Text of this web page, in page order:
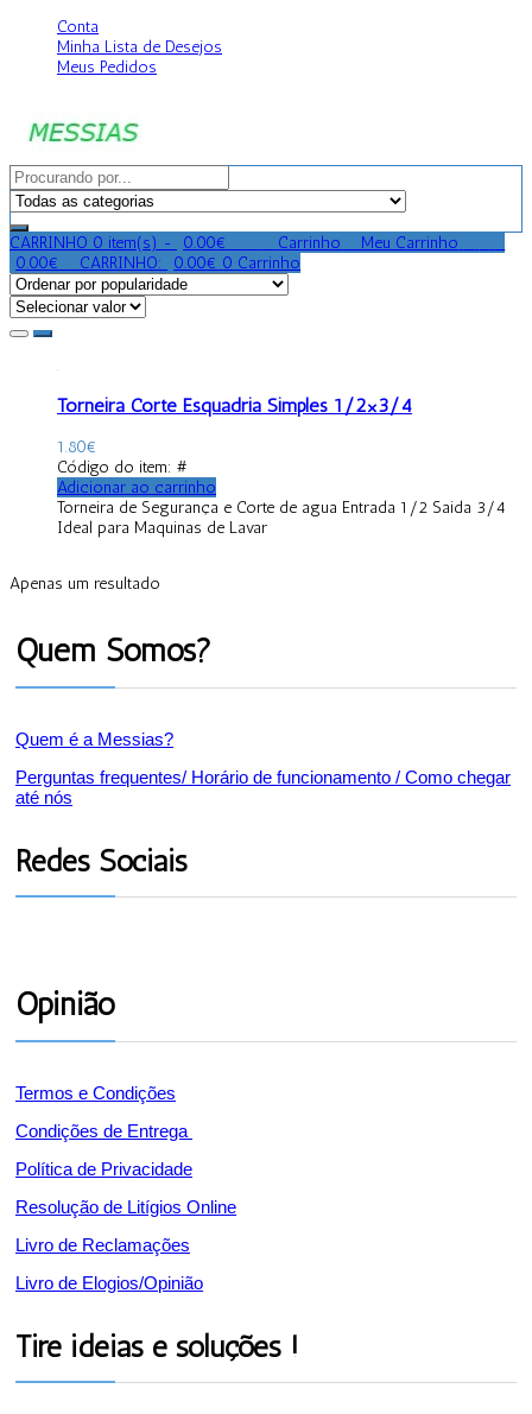
Conta
Minha Lista de Desejos
Meus Pedidos
CARRINHO 0 item(s) - 0.00€ Carrinho Meu Carrinho
0.00€ CARRINHO: 0.00€ 0 Carrinho
Torneira Corte Esquadria Simples 1/2×3/4
1.80€
Código do item: #
Adicionar ao carrinho
Torneira de Segurança e Corte de agua Entrada 1/2 Saida 3/4
Ideal para Maquinas de Lavar
Apenas um resultado
Quem Somos?
Quem é a Messias?
Perguntas frequentes/ Horário de funcionamento / Como chegar
até nós
Redes Sociais
Opinião
Termos e Condições
Condições de Entrega
Política de Privacidade
Resolução de Litígios Online
Livro de Reclamações
Livro de Elogios/Opinião
Tire ideias e soluções !